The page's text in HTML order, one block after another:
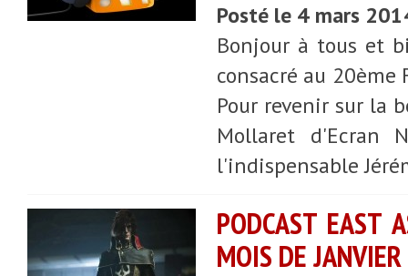
Posté le 4 mars
Bonjour à tous et
consacré au
Pour revenir sur la
Mollaret d'Ecran
l'indispensable
PODCAST EAST
MOIS DE